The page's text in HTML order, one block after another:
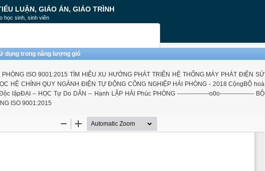
LUẬN, GIÁO ÁN, GIÁO TRÌNH
học sinh, sinh viên
dụng trong năng lượng gió
ISO 9001:2015 TÌM HIỂU XU HƯỚNG PHÁT TRIỂN HỆ THỐNG MÁY PHÁT ĐIỆN SỬ
HỆ CHÍNH QUY NGÀNH ĐIỆN TỰ ĐỘNG CÔNG NGHIỆP HẢI PHÒNG - 2018 CộngBỘ hoà
lậpĐẠI – HỌC Tự Do DÂN – Hạnh LẬP HẢI Phúc PHÒNG ----------------o0o----------------- BỘ
ISO 9001:2015